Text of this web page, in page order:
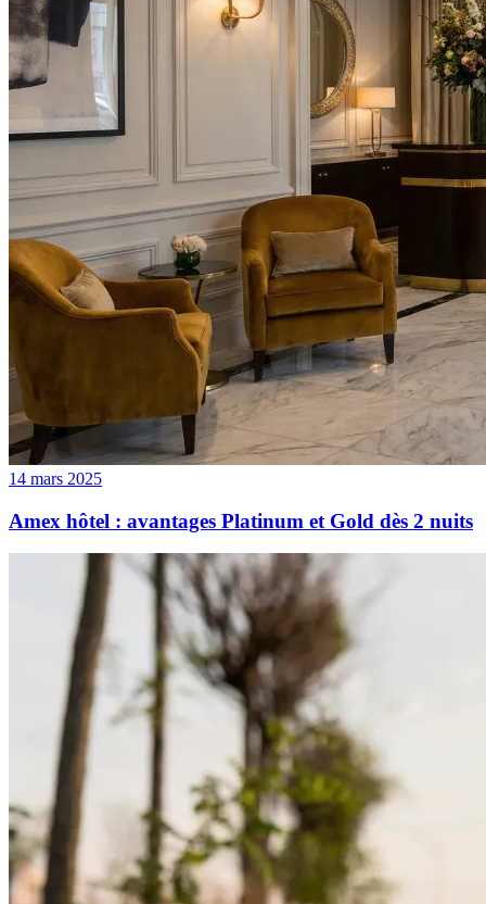
14 mars 2025
Amex hôtel : avantages Platinum et Gold dès 2 nuits